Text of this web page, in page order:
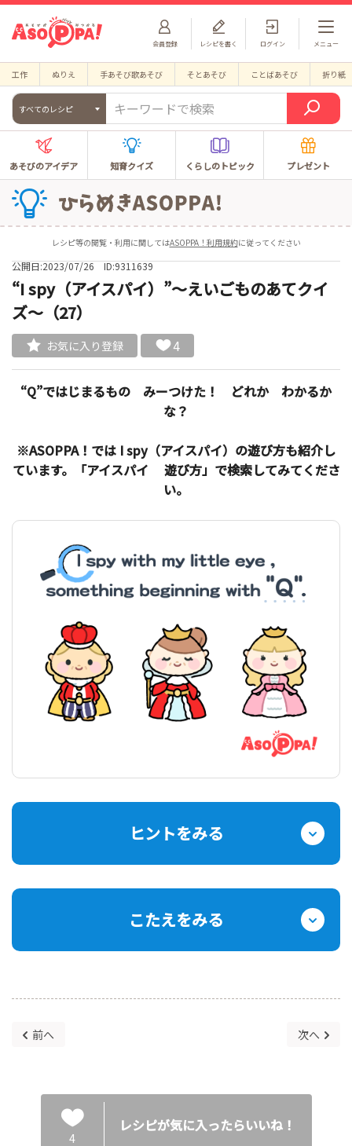
会員登録 ログイン
レシピを書く メニュー
工作 ぬりえ 手あそび歌あそび そとあそび ことばあそび 折り紙
すべてのレシピ
あそびのアイデア 知育クイズ くらしのトピック プレゼント
レシピ等の閲覧・利用に関してはASOPPA！利用規約に従ってください
公開日:2023/07/26 ID:9311639
“I spy（アイスパイ）”～えいごものあてクイ
ズ～（27）
お気に入り登録 4
“Q”ではじまるもの みーつけた！ どれか わかるか
な？
※ASOPPA！では I spy（アイスパイ）の遊び方も紹介し
ています。「アイスパイ 遊び方」で検索してみてくださ
い。
ヒントをみる
こたえをみる
前へ 次へ
4
レシピが気に入ったらいいね！